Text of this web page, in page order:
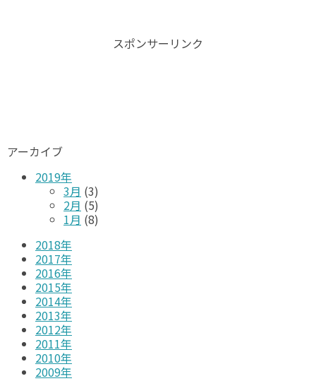
スポンサーリンク
アーカイブ
2019年
3月 (3)
2月 (5)
1月 (8)
2018年
2017年
2016年
2015年
2014年
2013年
2012年
2011年
2010年
2009年